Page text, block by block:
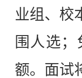
业组、校
围人选
额。面试